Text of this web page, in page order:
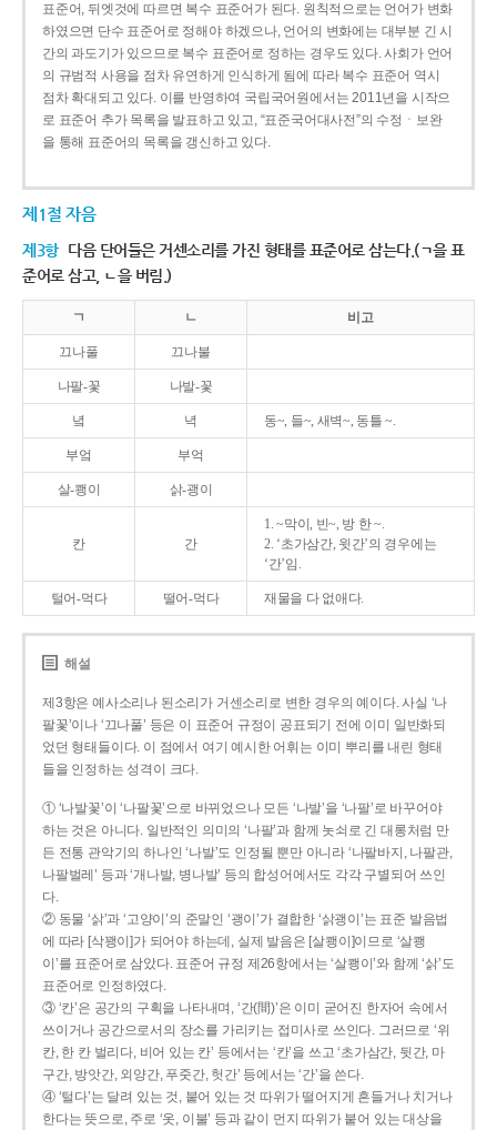
표준어, 뒤엣것에 따르면 복수 표준어가 된다. 원칙적으로는 언어가 변화
하였으면 단수 표준어로 정해야 하겠으나, 언어의 변화에는 대부분 긴 시
간의 과도기가 있으므로 복수 표준어로 정하는 경우도 있다. 사회가 언어
의 규범적 사용을 점차 유연하게 인식하게 됨에 따라 복수 표준어 역시
점차 확대되고 있다. 이를 반영하여 국립국어원에서는 2011년을 시작으
로 표준어 추가 목록을 발표하고 있고, “표준국어대사전”의 수정ㆍ보완
을 통해 표준어의 목록을 갱신하고 있다.
제1절 자음
제3항 다음 단어들은 거센소리를 가진 형태를 표준어로 삼는다.(ㄱ을 표
준어로 삼고, ㄴ을 버림.)
ㄱ ㄴ 비고
끄나풀 끄나불
나팔-꽃 나발-꽃
녘 녁 동~, 들~, 새벽~, 동틀 ~.
부엌 부억
살-쾡이 삵-괭이
칸 간
1. ~막이, 빈~, 방 한 ~.
2. ‘초가삼간, 윗간’의 경우에는
‘간’임.
털어-먹다 떨어-먹다 재물을 다 없애다.
해설
제3항은 예사소리나 된소리가 거센소리로 변한 경우의 예이다. 사실 ‘나
팔꽃’이나 ‘끄나풀’ 등은 이 표준어 규정이 공표되기 전에 이미 일반화되
었던 형태들이다. 이 점에서 여기 예시한 어휘는 이미 뿌리를 내린 형태
들을 인정하는 성격이 크다.
① ‘나발꽃’이 ‘나팔꽃’으로 바뀌었으나 모든 ‘나발’을 ‘나팔’로 바꾸어야
하는 것은 아니다. 일반적인 의미의 ‘나팔’과 함께 놋쇠로 긴 대롱처럼 만
든 전통 관악기의 하나인 ‘나발’도 인정될 뿐만 아니라 ‘나팔바지, 나팔관,
나팔벌레’ 등과 ‘개나발, 병나발’ 등의 합성어에서도 각각 구별되어 쓰인
다.
② 동물 ‘삵’과 ‘고양이’의 준말인 ‘괭이’가 결합한 ‘삵괭이’는 표준 발음법
에 따라 [삭꽹이]가 되어야 하는데, 실제 발음은 [살쾡이]이므로 ‘살쾡
이’를 표준어로 삼았다. 표준어 규정 제26항에서는 ‘살쾡이’와 함께 ‘삵’도
표준어로 인정하였다.
③ ‘칸’은 공간의 구획을 나타내며, ‘간(間)’은 이미 굳어진 한자어 속에서
쓰이거나 공간으로서의 장소를 가리키는 접미사로 쓰인다. 그러므로 ‘위
칸, 한 칸 벌리다, 비어 있는 칸’ 등에서는 ‘칸’을 쓰고 ‘초가삼간, 뒷간, 마
구간, 방앗간, 외양간, 푸줏간, 헛간’ 등에서는 ‘간’을 쓴다.
④ ‘털다’는 달려 있는 것, 붙어 있는 것 따위가 떨어지게 흔들거나 치거나
한다는 뜻으로, 주로 ‘옷, 이불’ 등과 같이 먼지 따위가 붙어 있는 대상을